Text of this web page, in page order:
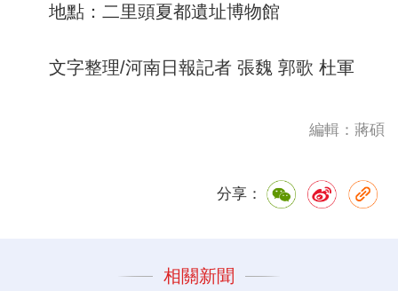
地點：二里頭夏都遺址博物館
文字整理/河南日報記者 張魏 郭歌 杜軍
編輯：蔣碩
分享：
相關新聞